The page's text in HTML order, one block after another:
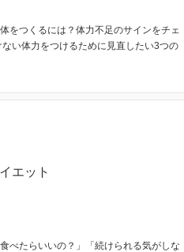
をつくるには？体力不足のサインをチェ
い体力をつけるために見直したい3つの
エット
べたらいいの？」「続けられる気がしな